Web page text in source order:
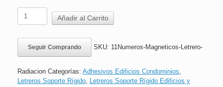
11
Números
Magnéticos
para
Letrero
Añadir al Carrito
Seguir Comprando SKU: 11Numeros-Magneticos-Letrero-
Radiacion Categorías: Adhesivos Edificios Condominios
Letreros Soporte Rígido
Letreros Soporte Rígido Edificios y